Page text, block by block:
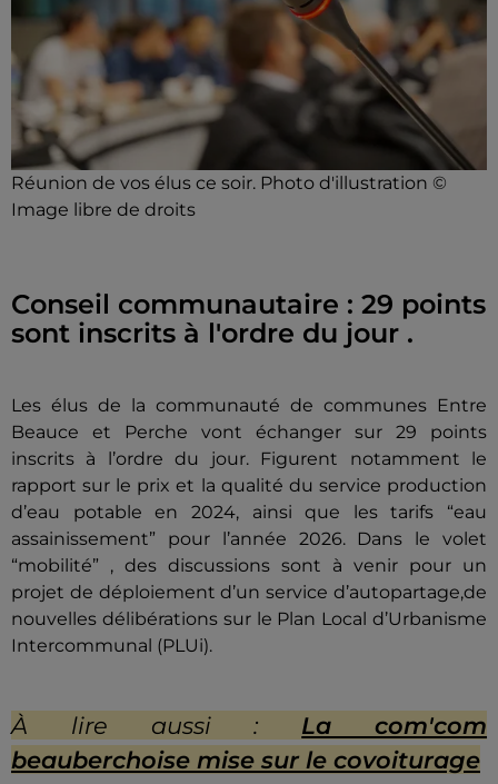
Réunion de vos élus ce soir. Photo d'illustration ©
Image libre de droits
Conseil communautaire : 29 points
sont inscrits à l'ordre du jour .
Les élus de la communauté de communes Entre
Beauce et Perche vont échanger sur 29 points
inscrits à l’ordre du jour. Figurent notamment le
rapport sur le prix et la qualité du service production
d’eau potable en 2024, ainsi que les tarifs “eau
assainissement” pour l’année 2026. Dans le volet
“mobilité” , des discussions sont à venir pour un
projet de déploiement d’un service d’autopartage,de
nouvelles délibérations sur le Plan Local d’Urbanisme
Intercommunal (PLUi).
À lire aussi : La com'com
beauberchoise mise sur le covoiturage